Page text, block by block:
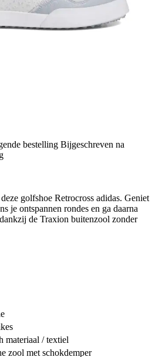
bestelling Bijgeschreven na
golfshoe Retrocross adidas. Geniet
je ontspannen rondes en ga daarna
de Traxion buitenzool zonder
materiaal / textiel
zool met schokdemper